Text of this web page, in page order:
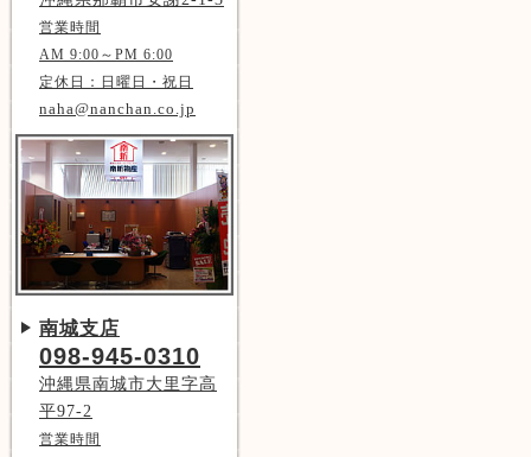
営業時間
AM 9:00～PM 6:00
定休日：日曜日・祝日
naha@nanchan.co.jp
南城支店
098-945-0310
沖縄県南城市大里字高
平97-2
営業時間